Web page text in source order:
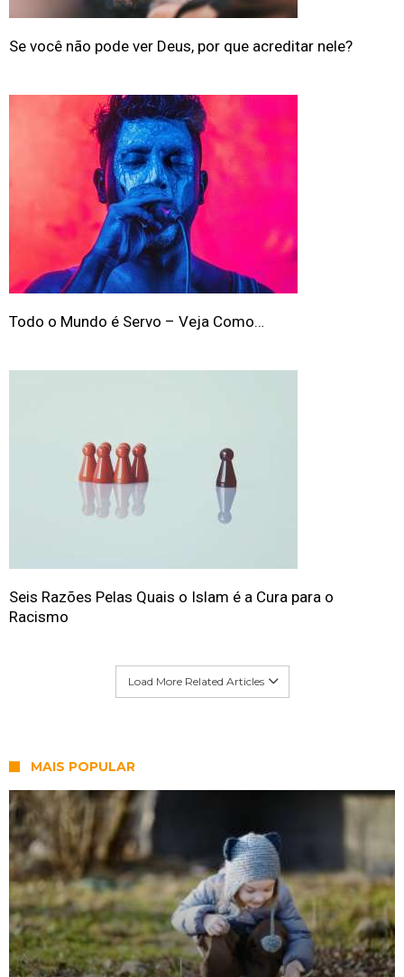
Se você não pode ver Deus, por que acreditar nele?
Todo o Mundo é Servo – Veja Como…
Seis Razões Pelas Quais o Islam é a Cura para o
Racismo
Load More Related Articles
MAIS POPULAR